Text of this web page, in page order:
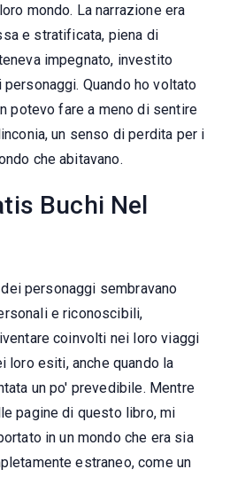
mondo. La narrazione era
e stratificata, piena di
impegnato, investito
Quando ho voltato
potevo fare a meno di sentire
un senso di perdita per i
che abitavano.
Buchi Nel
personaggi sembravano
e riconoscibili,
coinvolti nei loro viaggi
loro esiti, anche quando la
un po' prevedibile. Mentre
pagine di questo libro, mi
in un mondo che era sia
estraneo, come un